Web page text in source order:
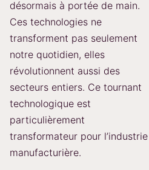
désormais à portée de main.
Ces technologies ne
transforment pas seulement
notre quotidien, elles
révolutionnent aussi des
secteurs entiers. Ce tournant
technologique est
particulièrement
transformateur pour l’industrie
manufacturière.